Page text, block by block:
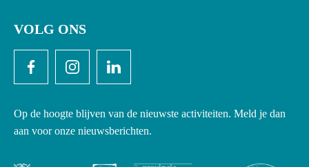
VOLG ONS
Op de hoogte blijven van de nieuwste activiteiten. Meld je dan
aan voor onze nieuwsberichten.